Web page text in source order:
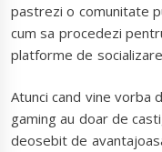
pastrezi o comunitate
cum sa procedezi
platforme de
Atunci cand vine
gaming au doar de
deosebit de